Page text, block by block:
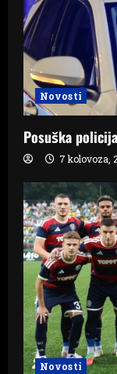
t
i
o
n
Novosti
Posuška
7 kolovoza,
Novosti